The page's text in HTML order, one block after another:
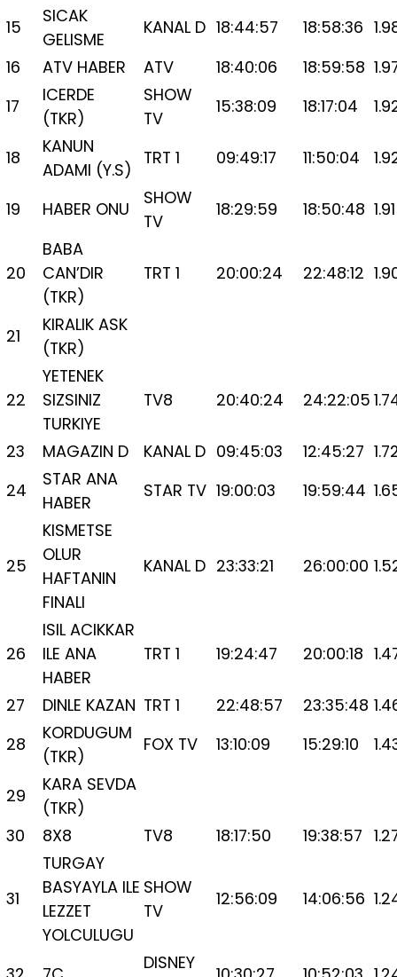
15
SICAK
GELISME
KANAL D 18:44:57 18:58:36
16
ATV HABER ATV 18:40:06 18:59:58
17
ICERDE
(TKR)
SHOW
TV
15:38:09 18:17:04
18
KANUN
ADAMI (Y.S)
TRT 1 09:49:17 11:50:04
19 HABER ONU
SHOW
TV
18:29:59 18:50:48 1.91
20
BABA
CAN’DIR
(TKR)
TRT 1 20:00:24 22:48:12
21
KIRALIK ASK
(TKR)
22
YETENEK
SIZSINIZ
TURKIYE
TV8 20:40:24 24:22:05
23 MAGAZIN D KANAL D 09:45:03 12:45:27
24
STAR ANA
HABER
STAR TV 19:00:03 19:59:44
25
KISMETSE
OLUR
HAFTANIN
FINALI
KANAL D 23:33:21 26:00:00
26
ISIL ACIKKAR
ILE ANA
HABER
TRT 1 19:24:47 20:00:18
27 DINLE KAZAN TRT 1 22:48:57 23:35:48
28
KORDUGUM
(TKR)
FOX TV 13:10:09 15:29:10
29
KARA SEVDA
(TKR)
30
8X8 TV8 18:17:50 19:38:57
31
TURGAY
BASYAYLA ILE
LEZZET
YOLCULUGU
SHOW
TV
12:56:09 14:06:56
DISNEY